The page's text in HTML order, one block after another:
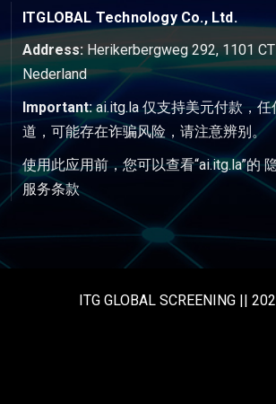
ITGLOBAL Technology Co., Ltd.
Address: Herikerbergweg 292, 1101
Nederland
Important:ai.itg.la 仅支持美元付款，任
道，可能存在诈骗风险，请注意辨别。
使用此应用前，您可以查看“ai.itg.la”的
服务条款
ITG GLOBAL SCREENING ||